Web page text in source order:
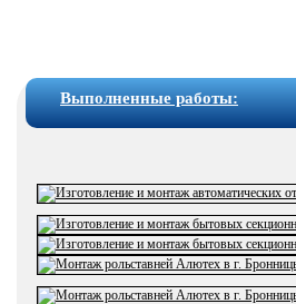
Выполненные работы: